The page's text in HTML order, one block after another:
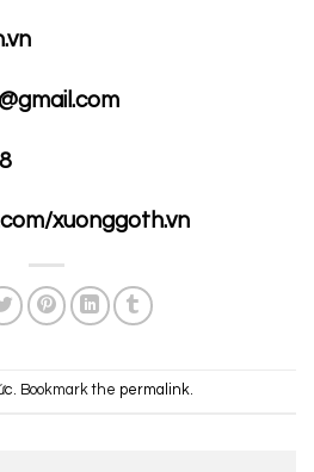
xuonggoth.vn
. Bookmark the permalink.